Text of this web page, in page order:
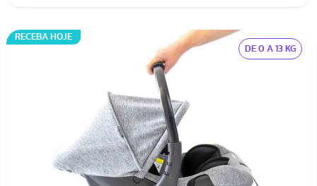
RECEBA HOJE
DE 0 A 13 KG